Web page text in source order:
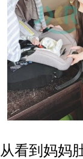
从看到妈妈